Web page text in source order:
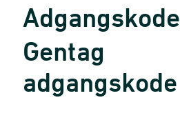
Adgangskode
Gentag
adgangskode